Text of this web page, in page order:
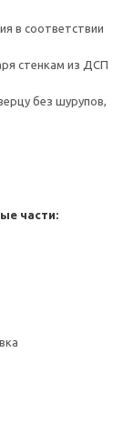
в соответствии
стенкам из ДСП
без шурупов,
части: